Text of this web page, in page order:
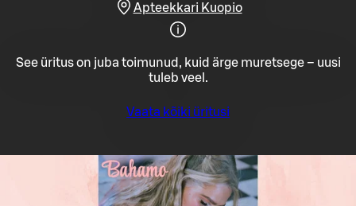
Apteekkari Kuopio
See üritus on juba toimunud, kuid ärge muretsege – uusi
tuleb veel.
Vaata kõiki üritusi